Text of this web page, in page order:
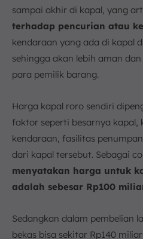
sampai akhir di kapal, yang
terhadap pencurian atau
kendaraan yang ada di kapal
sehingga akan lebih aman
para pemilik barang.
Harga kapal roro sendiri
faktor seperti besarnya kapal,
kendaraan, fasilitas
dari kapal tersebut. Sebagai
menyatakan harga untuk
adalah sebesar Rp100
Sedangkan dalam pembelian
bekas bisa sekitar Rp140